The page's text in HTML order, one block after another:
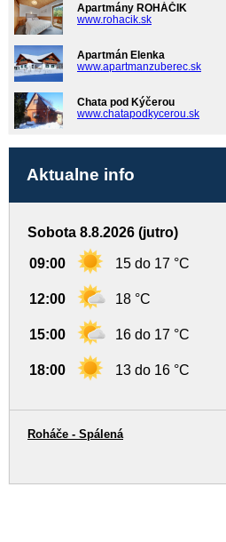
Apartmány ROHÁČIK
www.rohacik.sk
Apartmán Elenka
www.apartmanzuberec.sk
Chata pod Kýčerou
www.chatapodkycerou.sk
Aktualne info
Sobota 8.8.2026 (jutro)
09:00 15 do 17 °C
12:00 18 °C
15:00 16 do 17 °C
18:00 13 do 16 °C
Roháče - Spálená